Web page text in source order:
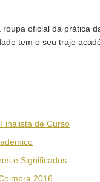
oficial da prática
tem o seu traje
de Curso
e Significados
2016